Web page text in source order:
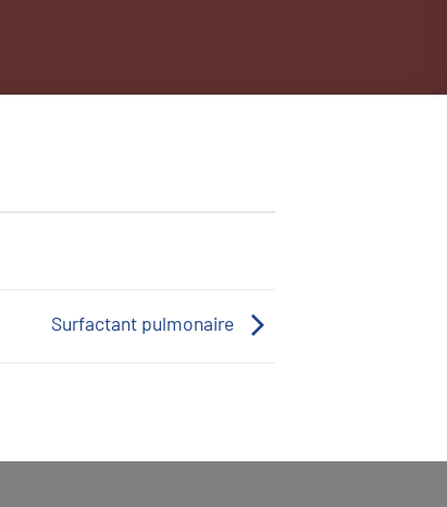
Surfactant pulmonaire